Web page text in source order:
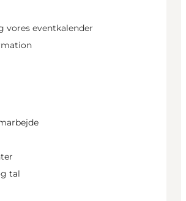
vores eventkalender
tal